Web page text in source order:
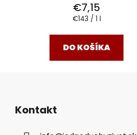
€7,15
Jednotková
€143 / 1 l
DO KOŠÍKA
Kontakt